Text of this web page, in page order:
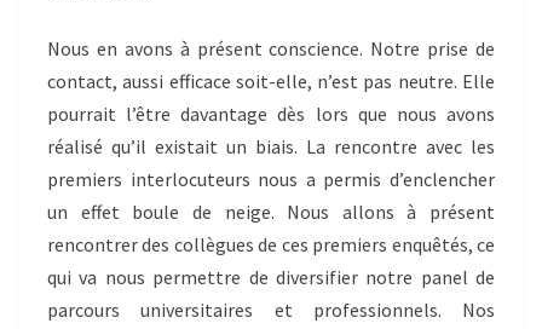
Nous en avons à présent conscience. Notre prise de
contact, aussi efficace soit-elle, n’est pas neutre. Elle
pourrait l’être davantage dès lors que nous avons
réalisé qu’il existait un biais. La rencontre avec les
premiers interlocuteurs nous a permis d’enclencher
un effet boule de neige. Nous allons à présent
rencontrer des collègues de ces premiers enquêtés, ce
qui va nous permettre de diversifier notre panel de
parcours universitaires et professionnels. Nos